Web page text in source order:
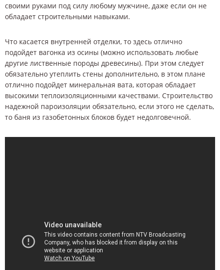
своими руками под силу любому мужчине, даже если он не
обладает строительными навыками.
Что касается внутренней отделки, то здесь отлично
подойдет вагонка из осины (можно использовать любые
другие лиственные породы древесины). При этом следует
обязательно утеплить стены дополнительно, в этом плане
отлично подойдет минеральная вата, которая обладает
высокими теплоизоляционными качествами. Строительство
надежной пароизоляции обязательно, если этого не сделать,
то баня из газобетонных блоков будет недолговечной.